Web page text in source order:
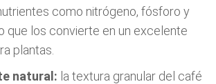
como nitrógeno, fósforo y
que los convierte en un excelente
plantas.
natural: la textura granular del café